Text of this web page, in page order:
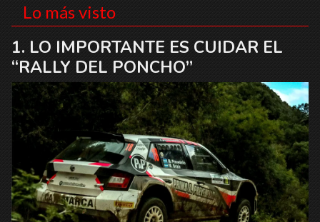
Lo más visto
LO IMPORTANTE ES CUIDAR EL
“RALLY DEL PONCHO”